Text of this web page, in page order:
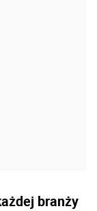
branży